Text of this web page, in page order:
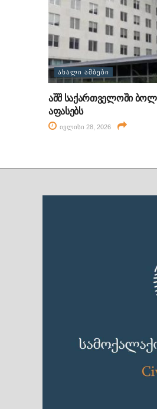
ᲐᲮᲐᲚᲘ ᲐᲛᲑᲔᲑᲘ
აშშ საქართველოში
აფასებს
ივლისი 28, 2026